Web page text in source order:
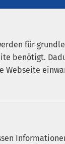
für
benötigt.
Webseite
in der